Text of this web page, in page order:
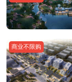
商业不限购